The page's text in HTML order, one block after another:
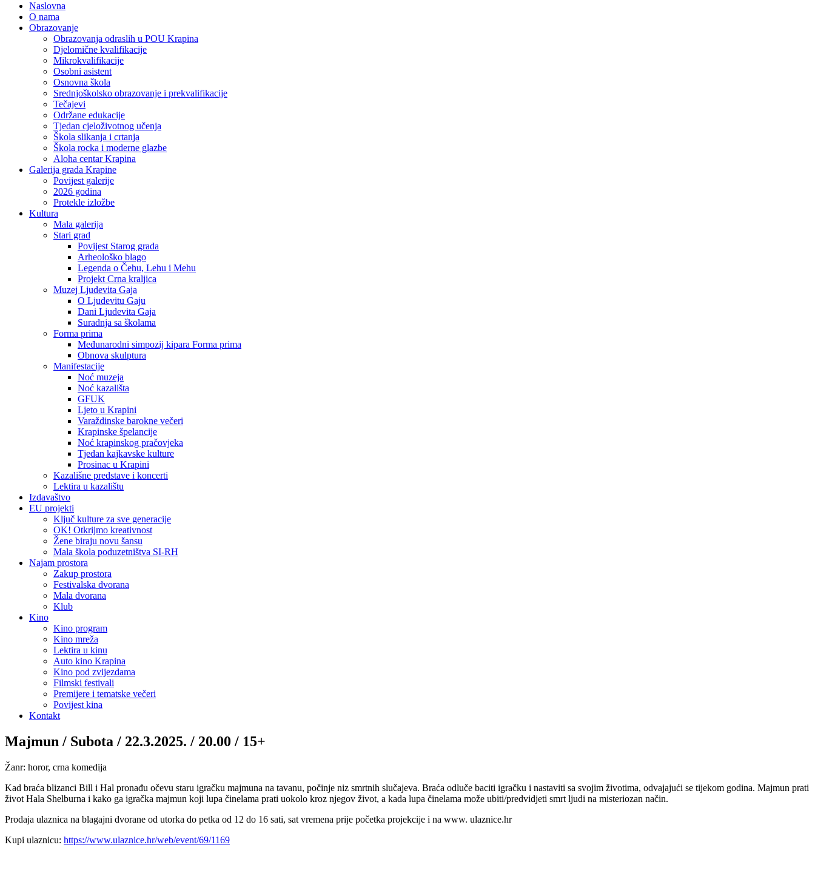
Naslovna
O nama
Obrazovanje
Obrazovanja odraslih u POU Krapina
Djelomične kvalifikacije
Mikrokvalifikacije
Osobni asistent
Osnovna škola
Srednjoškolsko obrazovanje i prekvalifikacije
Tečajevi
Održane edukacije
Tjedan cjeloživotnog učenja
Škola slikanja i crtanja
Škola rocka i moderne glazbe
Aloha centar Krapina
Galerija grada Krapine
Povijest galerije
2026 godina
Protekle izložbe
Kultura
Mala galerija
Stari grad
Povijest Starog grada
Arheološko blago
Legenda o Čehu, Lehu i Mehu
Projekt Crna kraljica
Muzej Ljudevita Gaja
O Ljudevitu Gaju
Dani Ljudevita Gaja
Suradnja sa školama
Forma prima
Međunarodni simpozij kipara Forma prima
Obnova skulptura
Manifestacije
Noć muzeja
Noć kazališta
GFUK
Ljeto u Krapini
Varaždinske barokne večeri
Krapinske špelancije
Noć krapinskog pračovjeka
Tjedan kajkavske kulture
Prosinac u Krapini
Kazališne predstave i koncerti
Lektira u kazalištu
Izdavaštvo
EU projekti
Ključ kulture za sve generacije
OK! Otkrijmo kreativnost
Žene biraju novu šansu
Mala škola poduzetništva SI-RH
Najam prostora
Zakup prostora
Festivalska dvorana
Mala dvorana
Klub
Kino
Kino program
Kino mreža
Lektira u kinu
Auto kino Krapina
Kino pod zvijezdama
Filmski festivali
Premijere i tematske večeri
Povijest kina
Kontakt
Majmun / Subota / 22.3.2025. / 20.00 / 15+
Žanr: horor, crna komedija
Kad braća blizanci Bill i Hal pronađu očevu staru igračku majmuna na tavanu, počinje niz smrtnih slučajeva. Braća odluče baciti igračku i nastaviti sa svojim životima, odvajajući se tijekom godina. Majmun prati
život Hala Shelburna i kako ga igračka majmun koji lupa činelama prati uokolo kroz njegov život, a kada lupa činelama može ubiti/predvidjeti smrt ljudi na misteriozan način.
Prodaja ulaznica na blagajni dvorane od utorka do petka od 12 do 16 sati, sat vremena prije početka projekcije i na www. ulaznice.hr
Kupi ulaznicu: https://www.ulaznice.hr/web/event/69/1169